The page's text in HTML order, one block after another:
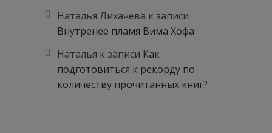
Наталья Лихачева к записи
Внутренее пламя Вима Хофа
Наталья к записи Как
подготовиться к рекорду по
количеству прочитанных книг?